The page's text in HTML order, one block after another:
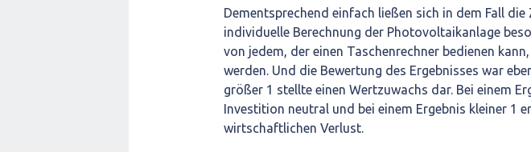
Dementsprechend einfach ließen sich in dem Fall
individuelle Berechnung der Photovoltaikanlage
von jedem, der einen Taschenrechner bedienen
werden. Und die Bewertung des Ergebnisses war
größer 1 stellte einen Wertzuwachs dar. Bei einem
Investition neutral und bei einem Ergebnis kleiner 1
wirtschaftlichen Verlust.